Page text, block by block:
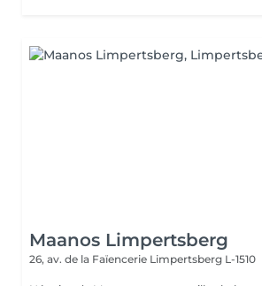
Maanos Limpertsberg
26, av. de la Faïencerie Limpertsberg L-1510